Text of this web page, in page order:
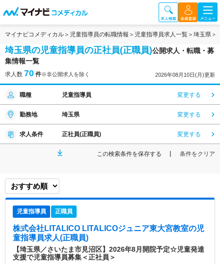
マイナビコメディカル 児童指導員の転職情報 児童指導員求人一覧 埼玉県
埼玉県の児童指導員の正社員(正職員)公開求人・転職・募
集情報一覧
求人数 70 件※非公開求人を除く 2026年08月10日(月)更新
職種 児童指導員 変更する
勤務地 埼玉県 変更する
求人条件 正社員(正職員) 変更する
この検索条件を保存する 条件をクリア
児童指導員 正職員
株式会社LITALICO LITALICOジュニア東大宮教室の児
童指導員求人(正職員)
【埼玉県／さいたま市見沼区】2026年8月開院予定☆児童発達
支援で児童指導員募集＜正社員＞